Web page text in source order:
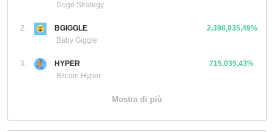
Doge Strategy
2.
BGIGGLE
Baby Giggle
2,398,935,49%
3.
HYPER
Bitcoin Hyper
715,035,43%
Mostra di più